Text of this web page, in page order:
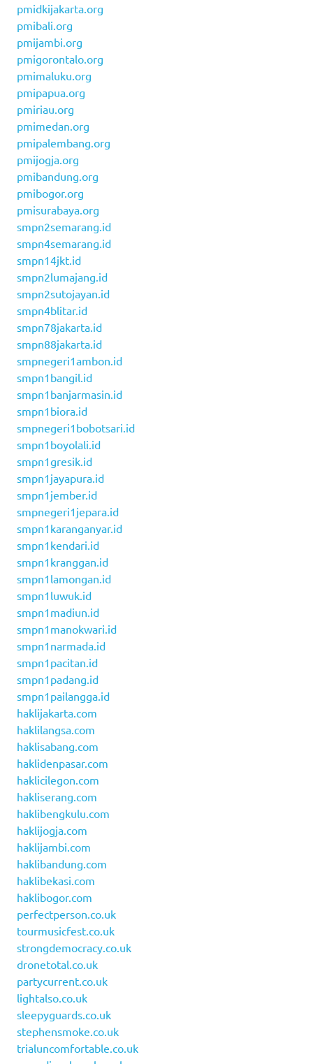
pmidkijakarta.org
pmibali.org
pmijambi.org
pmigorontalo.org
pmimaluku.org
pmipapua.org
pmiriau.org
pmimedan.org
pmipalembang.org
pmijogja.org
pmibandung.org
pmibogor.org
pmisurabaya.org
smpn2semarang.id
smpn4semarang.id
smpn14jkt.id
smpn2lumajang.id
smpn2sutojayan.id
smpn4blitar.id
smpn78jakarta.id
smpn88jakarta.id
smpnegeri1ambon.id
smpn1bangil.id
smpn1banjarmasin.id
smpn1biora.id
smpnegeri1bobotsari.id
smpn1boyolali.id
smpn1gresik.id
smpn1jayapura.id
smpn1jember.id
smpnegeri1jepara.id
smpn1karanganyar.id
smpn1kendari.id
smpn1kranggan.id
smpn1lamongan.id
smpn1luwuk.id
smpn1madiun.id
smpn1manokwari.id
smpn1narmada.id
smpn1pacitan.id
smpn1padang.id
smpn1pailangga.id
haklijakarta.com
haklilangsa.com
haklisabang.com
haklidenpasar.com
haklicilegon.com
hakliserang.com
haklibengkulu.com
haklijogja.com
haklijambi.com
haklibandung.com
haklibekasi.com
haklibogor.com
perfectperson.co.uk
tourmusicfest.co.uk
strongdemocracy.co.uk
dronetotal.co.uk
partycurrent.co.uk
lightalso.co.uk
sleepyguards.co.uk
stephensmoke.co.uk
trialuncomfortable.co.uk